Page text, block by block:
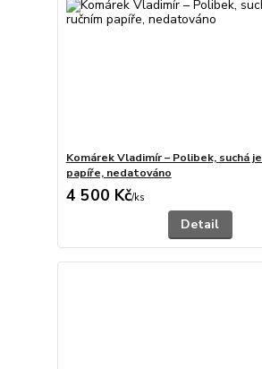
Komárek Vladimír – Polibek, suchá
papíře, nedatováno
4 500 Kč/ks
Detail